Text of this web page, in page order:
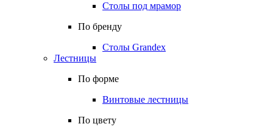
Столы под мрамор
По бренду
Столы Grandex
Лестницы
По форме
Винтовые лестницы
По цвету